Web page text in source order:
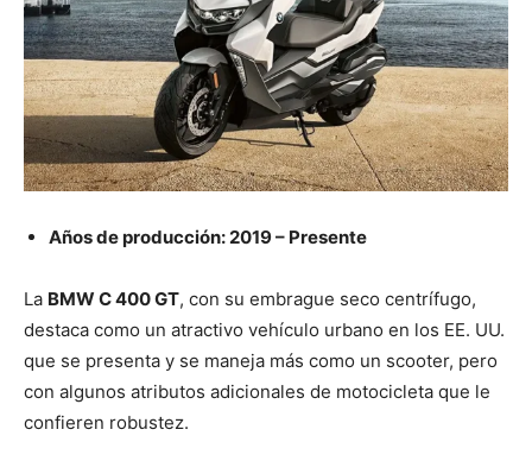
Años de producción: 2019 – Presente
La BMW C 400 GT, con su embrague seco centrífugo,
destaca como un atractivo vehículo urbano en los EE. UU.
que se presenta y se maneja más como un scooter, pero
con algunos atributos adicionales de motocicleta que le
confieren robustez.